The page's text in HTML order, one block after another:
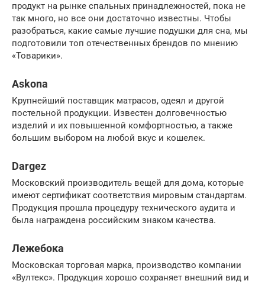
продукт на рынке спальных принадлежностей, пока не
так много, но все они достаточно известны. Чтобы
разобраться, какие самые лучшие подушки для сна, мы
подготовили топ отечественных брендов по мнению
«Товарики».
Askona
Крупнейший поставщик матрасов, одеял и другой
постельной продукции. Известен долговечностью
изделий и их повышенной комфортностью, а также
большим выбором на любой вкус и кошелек.
Dargez
Московский производитель вещей для дома, которые
имеют сертификат соответствия мировым стандартам.
Продукция прошла процедуру технического аудита и
была награждена российским знаком качества.
Лежебока
Московская торговая марка, производство компании
«Вултекс». Продукция хорошо сохраняет внешний вид и